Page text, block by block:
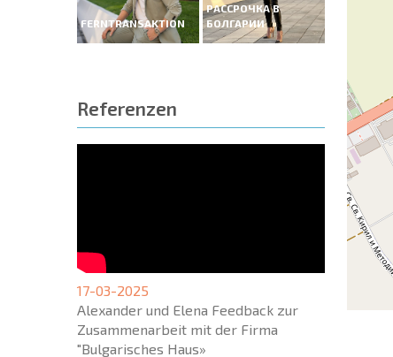
FERNTRANSAKTION
РАССРОЧКА В
БОЛГАРИИ
Referenzen
17-03-2025
Alexander und Elena Feedback zur
Zusammenarbeit mit der Firma
"Bulgarisches Haus»